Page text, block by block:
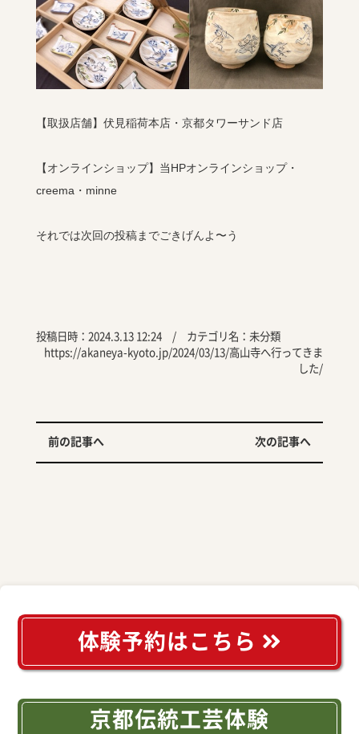
体験予約はこちら
京都伝統工芸体験
【取扱店舗】伏見稲荷本店・京都タワーサンド店
【オンラインショップ】当HPオンラインショップ・
creema・minne
それでは次回の投稿までごきげんよ〜う
投稿日時：2024.3.13 12:24 / カテゴリ名： 未分類
https://akaneya-kyoto.jp/2024/03/13/高山寺へ行ってきま
した/
前の記事へ 次の記事へ